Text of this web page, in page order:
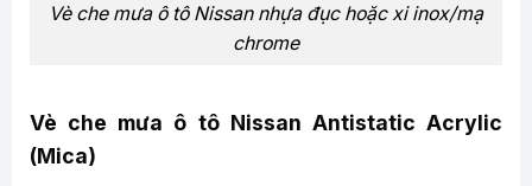
Vè che mưa ô tô Nissan nhựa đục hoặc xi inox/mạ
chrome
Vè che mưa ô tô Nissan Antistatic Acrylic
(Mica)